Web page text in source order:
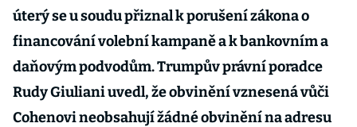
úterý se u soudu přiznal k porušení zákona o
financování volební kampaně a k bankovním a
daňovým podvodům. Trumpův právní poradce
Rudy Giuliani uvedl, že obvinění vznesená vůči
Cohenovi neobsahují žádné obvinění na adresu